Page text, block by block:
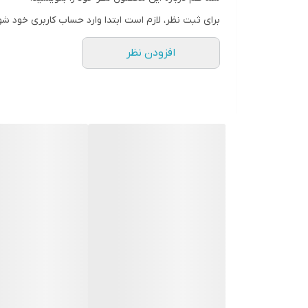
برای ثبت نظر، لازم است ابتدا وارد حساب کاربری خود
افزودن نظر